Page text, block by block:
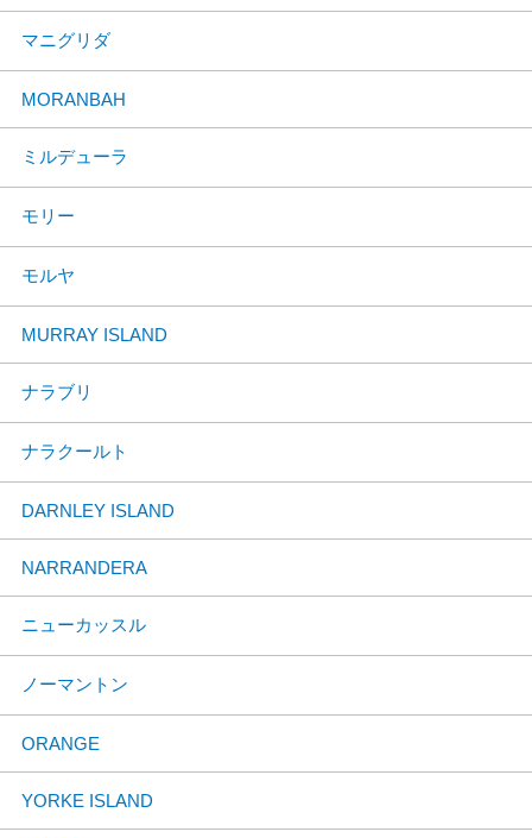
マニグリダ
MORANBAH
ミルデューラ
モリー
モルヤ
MURRAY ISLAND
ナラブリ
ナラクールト
DARNLEY ISLAND
NARRANDERA
ニューカッスル
ノーマントン
ORANGE
YORKE ISLAND